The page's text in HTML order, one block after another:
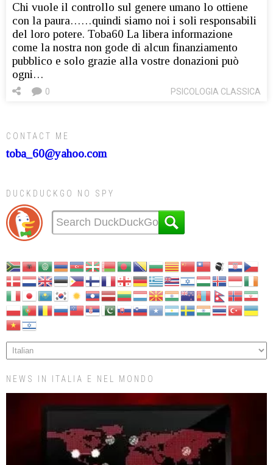
Chi vuole il controllo sul genere umano lo ottiene
con la paura……quindi siamo noi i soli responsabili
del loro potere. Toba60 La libera informazione
come la nostra non gode di alcun finanziamento
pubblico e solo grazie alla vostre donazioni può
ogni…
PSICOLOGIA CLASSICA
0
CONTACT ME
toba_60@yahoo.com
DUCKDUCKGO NO SPY
NEWS IN ITALIA E NEL MONDO